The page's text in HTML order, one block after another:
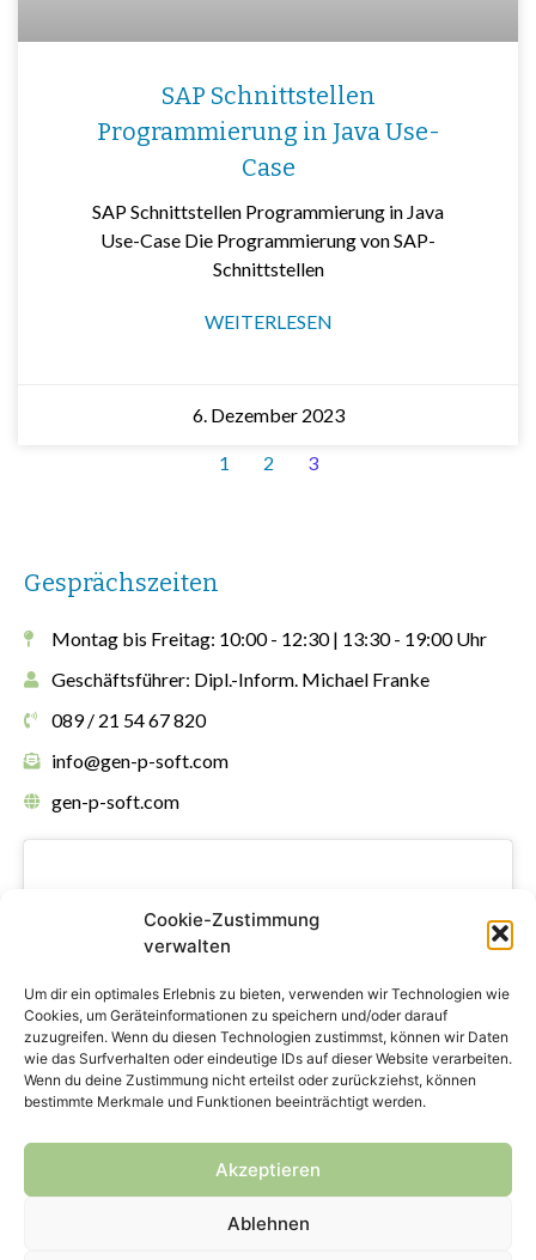
Cookie-Zustimmung
verwalten
Um dir ein optimales Erlebnis zu bieten, verwenden wir Technologien wie
Cookies, um Geräteinformationen zu speichern und/oder darauf
zuzugreifen. Wenn du diesen Technologien zustimmst, können wir Daten
wie das Surfverhalten oder eindeutige IDs auf dieser Website verarbeiten.
Wenn du deine Zustimmung nicht erteilst oder zurückziehst, können
bestimmte Merkmale und Funktionen beeinträchtigt werden.
Akzeptieren
Ablehnen
SAP Schnittstellen
Programmierung in Java Use-
Case
SAP Schnittstellen Programmierung in Java
Use-Case Die Programmierung von SAP-
Schnittstellen
WEITERLESEN
6. Dezember 2023
1 2 3
Gesprächszeiten
Montag bis Freitag: 10:00 - 12:30 | 13:30 - 19:00 Uhr
Geschäftsführer: Dipl.-Inform. Michael Franke
089 / 21 54 67 820
info@gen-p-soft.com
gen-p-soft.com
Klicke hier, um Marketing-Cookies zu
akzeptieren und diesen Inhalt zu
aktivieren